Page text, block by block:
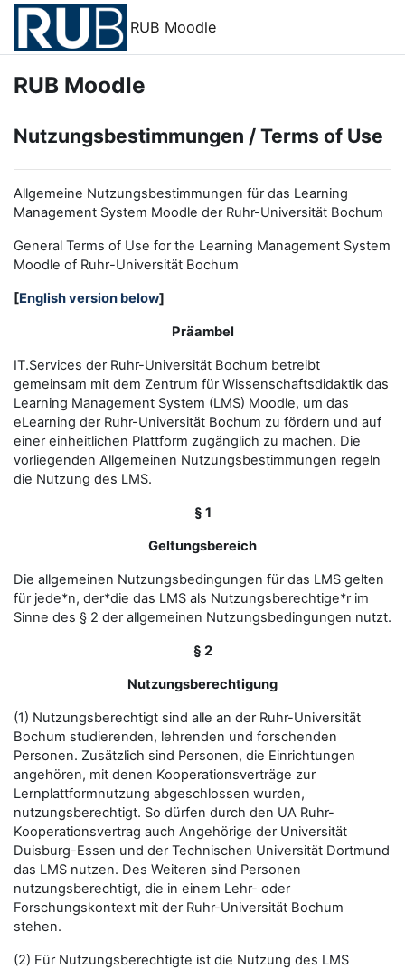
Zum Hauptinhalt
RUB Moodle
RUB Moodle
Nutzungsbestimmungen / Terms of Use
Allgemeine Nutzungsbestimmungen für das Learning
Management System Moodle der Ruhr-Universität Bochum
General Terms of Use for the Learning Management System
Moodle of Ruhr-Universität Bochum
[English version below]
Präambel
IT.Services der Ruhr-Universität Bochum betreibt
gemeinsam mit dem Zentrum für Wissenschaftsdidaktik das
Learning Management System (LMS) Moodle, um das
eLearning der Ruhr-Universität Bochum zu fördern und auf
einer einheitlichen Plattform zugänglich zu machen. Die
vorliegenden Allgemeinen Nutzungsbestimmungen regeln
die Nutzung des LMS.
§ 1
Geltungsbereich
Die allgemeinen Nutzungsbedingungen für das LMS gelten
für jede*n, der*die das LMS als Nutzungsberechtige*r im
Sinne des § 2 der allgemeinen Nutzungsbedingungen nutzt.
§ 2
Nutzungsberechtigung
(1) Nutzungsberechtigt sind alle an der Ruhr-Universität
Bochum studierenden, lehrenden und forschenden
Personen. Zusätzlich sind Personen, die Einrichtungen
angehören, mit denen Kooperationsverträge zur
Lernplattformnutzung abgeschlossen wurden,
nutzungsberechtigt. So dürfen durch den UA Ruhr-
Kooperationsvertrag auch Angehörige der Universität
Duisburg-Essen und der Technischen Universität Dortmund
das LMS nutzen. Des Weiteren sind Personen
nutzungsberechtigt, die in einem Lehr- oder
Forschungskontext mit der Ruhr-Universität Bochum
stehen.
(2) Für Nutzungsberechtigte ist die Nutzung des LMS